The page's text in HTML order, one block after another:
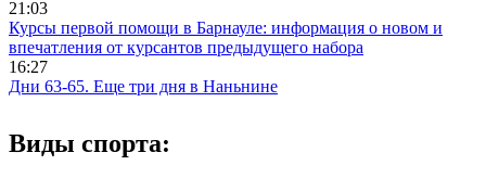
21:03
Курсы первой помощи в Барнауле: информация о новом и
впечатления от курсантов предыдущего набора
16:27
Дни 63-65. Еще три дня в Наньнине
Виды спорта: